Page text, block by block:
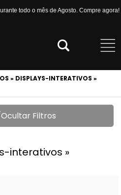
todo o mês de Agosto. Compre agora!
» DISPLAYS-INTERATIVOS »
Filtros
interativos »